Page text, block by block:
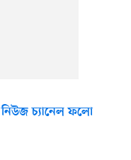
চ্যানেল ফলো